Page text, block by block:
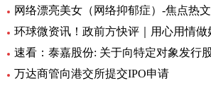
网络漂亮美女（网络抑郁症）-焦点热文
万达商管向港交所提交IPO申请